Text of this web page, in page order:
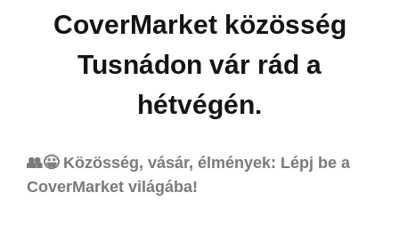
CoverMarket közösség
Tusnádon vár rád a
hétvégén.
👥😀 Közösség, vásár, élmények: Lépj be a
CoverMarket világába!